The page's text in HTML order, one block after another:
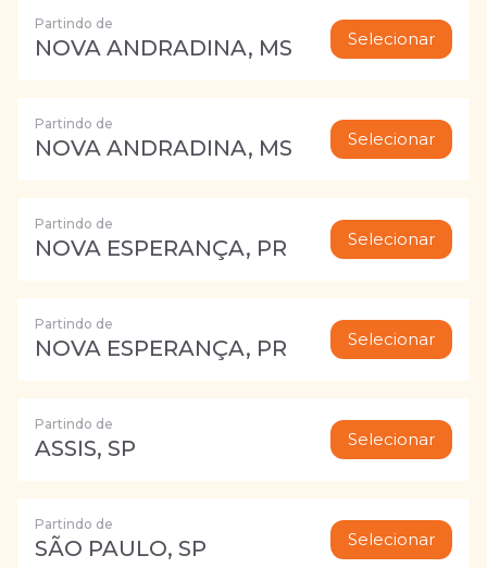
Partindo de
NOVA ANDRADINA, MS Selecionar
Partindo de
NOVA ANDRADINA, MS Selecionar
Partindo de
NOVA ESPERANÇA, PR Selecionar
Partindo de
NOVA ESPERANÇA, PR Selecionar
Partindo de
ASSIS, SP Selecionar
Partindo de
SÃO PAULO, SP Selecionar